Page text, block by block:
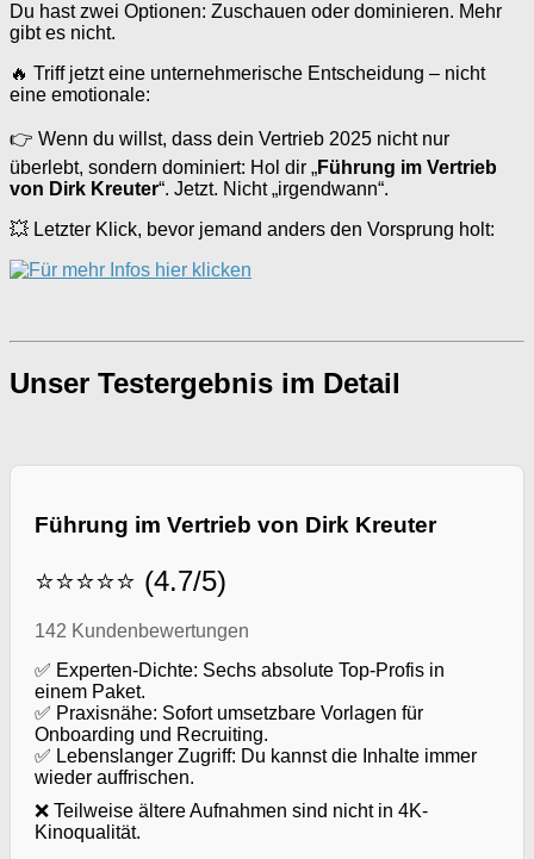
Du hast zwei Optionen: Zuschauen oder dominieren. Mehr
gibt es nicht.
🔥 Triff jetzt eine unternehmerische Entscheidung – nicht
eine emotionale:
👉 Wenn du willst, dass dein Vertrieb 2025 nicht nur
überlebt, sondern dominiert: Hol dir „Führung im Vertrieb
von Dirk Kreuter“. Jetzt. Nicht „irgendwann“.
💥 Letzter Klick, bevor jemand anders den Vorsprung holt:
Unser Testergebnis im Detail
Führung im Vertrieb von Dirk Kreuter
⭐⭐⭐⭐⭐ (4.7/5)
142 Kundenbewertungen
✅ Experten-Dichte: Sechs absolute Top-Profis in
einem Paket.
✅ Praxisnähe: Sofort umsetzbare Vorlagen für
Onboarding und Recruiting.
✅ Lebenslanger Zugriff: Du kannst die Inhalte immer
wieder auffrischen.
❌ Teilweise ältere Aufnahmen sind nicht in 4K-
Kinoqualität.